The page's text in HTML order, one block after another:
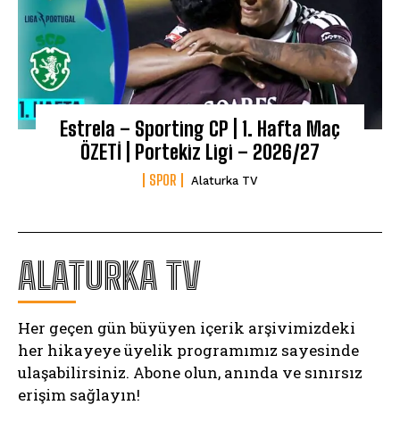
Estrela – Sporting CP | 1. Hafta Maç
ÖZETİ | Portekiz Ligi – 2026/27
SPOR Alaturka TV
ALATURKA TV
Her geçen gün büyüyen içerik arşivimizdeki
her hikayeye üyelik programımız sayesinde
ulaşabilirsiniz. Abone olun, anında ve sınırsız
erişim sağlayın!